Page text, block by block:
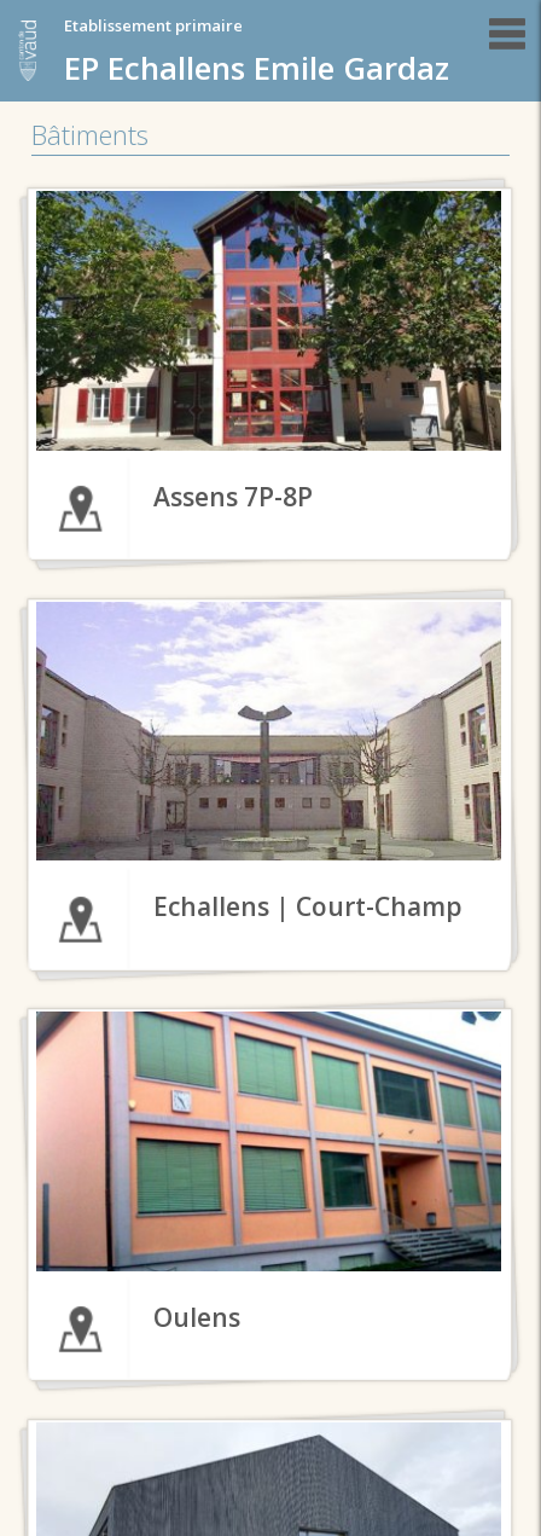
Etablissement primaire
EP Echallens Emile Gardaz
Bâtiments
Assens 7P-8P
Echallens | Court-Champ
Oulens